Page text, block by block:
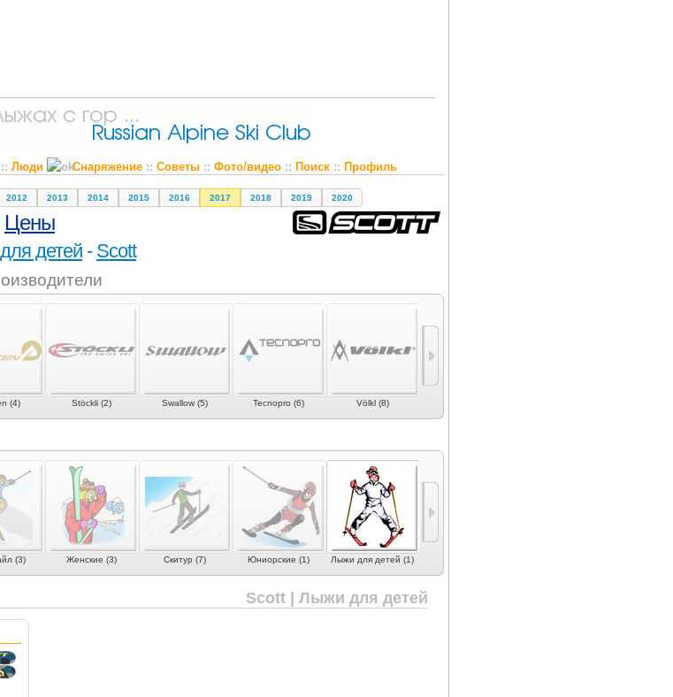
Люди Снаряжение:: Советы:: Фото/видео:: Поиск:: Профиль
2012 2013 2014 2015 2016 2017 2018 2019 2020
Цены
детей - Scott
(4) Stöckli (2) Swallow (5) Tecnopro (6) Völkl (8)
(3) Женские (3) Скитур (7) Юниорские (1) Лыжи для детей (1)
Scott | Лыжи для детей